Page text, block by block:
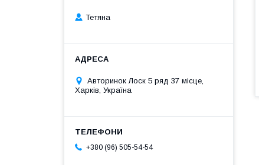
Тетяна
Авторинок Лоск 5 ряд 37 місце,
Харків, Україна
+380 (96) 505-54-54